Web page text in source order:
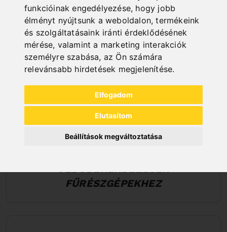
funkcióinak engedélyezése, hogy jobb
élményt nyújtsunk a weboldalon,termékeink
és szolgáltatásaink iránti érdeklődésének
mérése, valamint a marketing interakciók
személyre szabása, az Ön számára
relevánsabb hirdetések megjelenítése.
Elfogadom
Elutasítom
Beállítások megváltoztatása
FŰRÉSZGÉPEKHEZ